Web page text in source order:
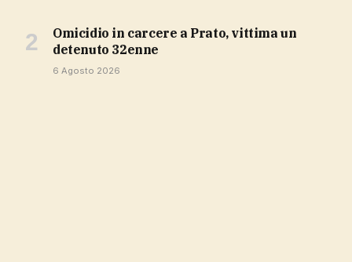
Omicidio in carcere a Prato, vittima un
detenuto 32enne
6 Agosto 2026